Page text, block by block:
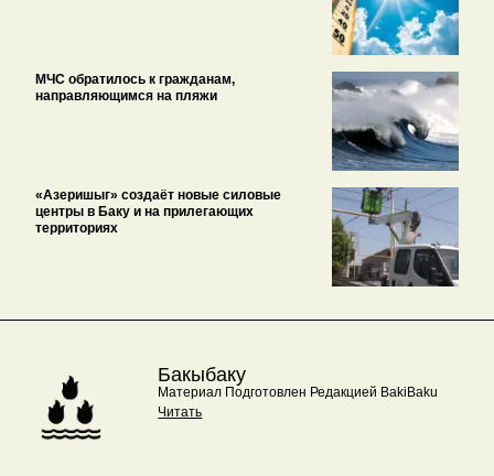
МЧС обратилось к гражданам,
направляющимся на пляжи
«Азеришыг» создаёт новые силовые
центры в Баку и на прилегающих
территориях
Бакыбаку
Материал Подготовлен Редакцией BakiBaku
Читать